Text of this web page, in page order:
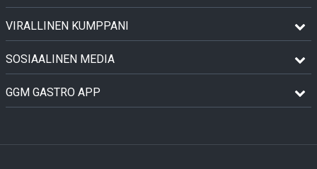
VIRALLINEN KUMPPANI
SOSIAALINEN MEDIA
GGM GASTRO APP